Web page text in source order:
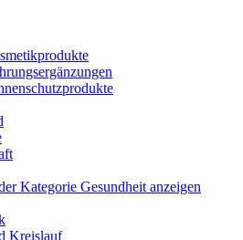
Kategorie Gesundheit anzeigen
Kreislauf